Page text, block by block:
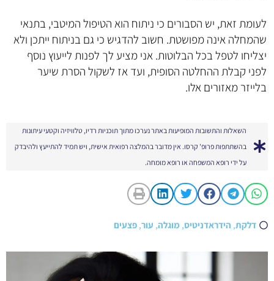
לעומת זאת, יש הסבורים כי ניתוח הוא הטיפול המיטבי, בתנאי
שהמחלה אינה מפושטת. חשוב להדגיש כי גם בניתוח ייתכן ולא
יצליחו לטפל בכל הבלוטות. אני מציע לך לפנות לייעוץ נוסף
לפני קבלת ההחלטה הסופית, ועד אז לשקול הסרת שיער
בלייזר מאזורים אלו.
השאלות והתשובות המופיעות באתר נערכו מתוך תוכניות רדיו, טלוויזיה וקטעי עיתונות
בהשתתפות פרופ' קרסו. אין מדובר בהמלצה רפואית אישית, ויש תמיד להתייעץ ולהיבדק
על ידי רופא המשפחה או רופא מומחה.
דלקת, הידראדניטיס, מוגלה, עור, פצעים